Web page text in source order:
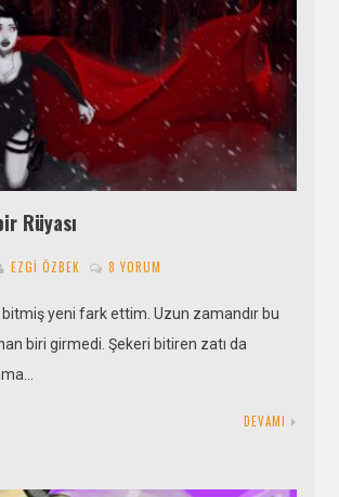
Rüyası
EZGI ÖZBEK 8 YORUM
bitmiş yeni fark ettim. Uzun zamandır bu
biri girmedi. Şekeri bitiren zatı da
DEVAMI